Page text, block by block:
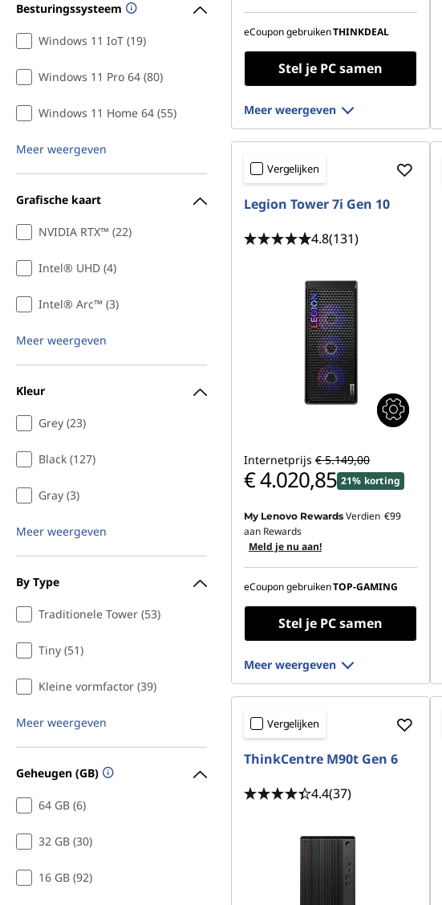
Besturingssysteem
Windows 11 IoT (19)
Windows 11 Pro 64 (80)
Windows 11 Home 64 (55)
Meer weergeven
Grafische kaart
NVIDIA RTX™ (22)
Intel® UHD (4)
Intel® Arc™ (3)
Meer weergeven
Kleur
Grey (23)
Black (127)
Gray (3)
Meer weergeven
By Type
Traditionele Tower (53)
Tiny (51)
Kleine vormfactor (39)
Meer weergeven
Geheugen (GB)
64 GB (6)
32 GB (30)
16 GB (92)
eCoupon gebruikenTHINKDEAL
Stel je PC samen
Meer weergeven
Vergelijken
Legion Tower 7i Gen 10
4.8(131)
Internetprijs € 5.149,00
€ 4.020,85 21% korting
My Lenovo Rewards Verdien €99
aan Rewards
Meld je nu aan!
eCoupon gebruikenTOP-GAMING
Stel je PC samen
Meer weergeven
Vergelijken
ThinkCentre M90t Gen 6
4.4(37)